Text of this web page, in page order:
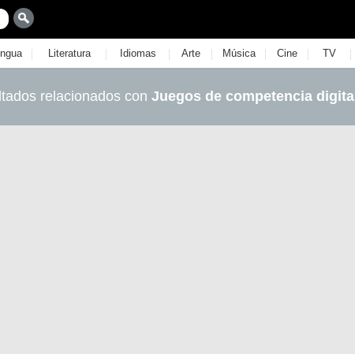
| Literatura | Idiomas | Arte | Música | Cine | TV |
relacionados con Juegos de competencia digital